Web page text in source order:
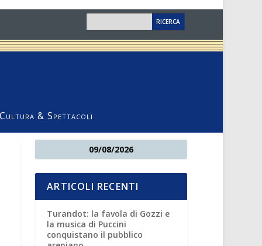
Cultura & Spettacoli
09/08/2026
ARTICOLI RECENTI
Turandot: la favola di Gozzi e
la musica di Puccini
conquistano il pubblico